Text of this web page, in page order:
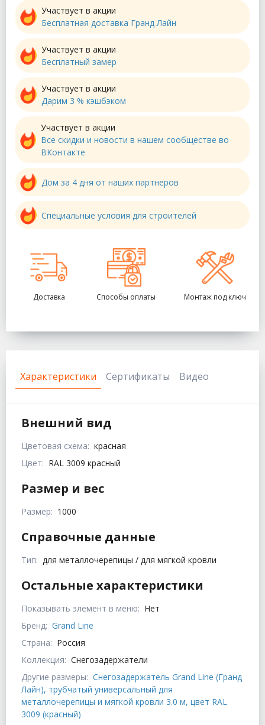
Участвует в акции
Бесплатная доставка Гранд Лайн
Участвует в акции
Бесплатный замер
Участвует в акции
Дарим 3 % кэшбэком
Участвует в акции
Все скидки и новости в нашем сообществе во
ВКонтакте
Дом за 4 дня от наших партнеров
Специальные условия для строителей
Доставка Способы оплаты Монтаж под ключ
Характеристики Сертификаты Видео
Внешний вид
Цветовая схема: красная
Цвет: RAL 3009 красный
Размер и вес
Размер: 1000
Справочные данные
Тип: для металлочерепицы / для мягкой кровли
Остальные характеристики
Показывать элемент в меню: Нет
Бренд: Grand Line
Страна: Россия
Коллекция: Снегозадержатели
Другие размеры: Снегозадержатель Grand Line (Гранд
Лайн), трубчатый универсальный для
металлочерепицы и мягкой кровли 3.0 м, цвет RAL
3009 (красный)